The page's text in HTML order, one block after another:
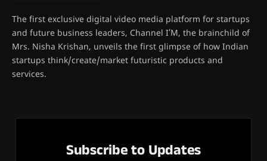
The first exclusive digital video media platform for startups
and future business leaders, Channel I’M, the brainchild of
Mrs. Nisha Krishan, unveils the first glimpse of how Indian
startups think/create/market futuristic products and
services.
Subscribe to Updates